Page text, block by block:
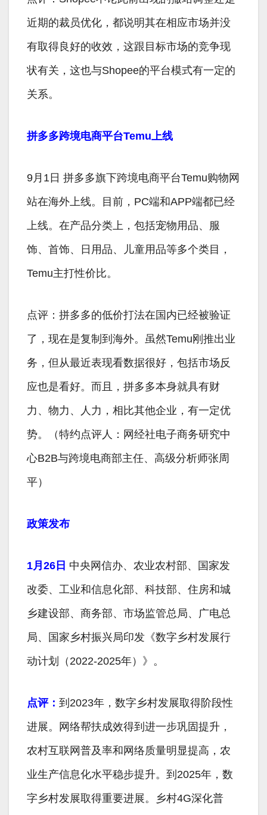
近期的裁员优化，都说明其在相应市场并没
有取得良好的收效，这跟目标市场的竞争现
状有关，这也与Shopee的平台模式有一定的
关系。
拼多多跨境电商平台Temu上线
9月1日 拼多多旗下跨境电商平台Temu购物网
站在海外上线。目前，PC端和APP端都已经
上线。在产品分类上，包括宠物用品、服
饰、首饰、日用品、儿童用品等多个类目，
Temu主打性价比。
点评：拼多多的低价打法在国内已经被验证
了，现在是复制到海外。虽然Temu刚推出业
务，但从最近表现看数据很好，包括市场反
应也是看好。而且，拼多多本身就具有财
力、物力、人力，相比其他企业，有一定优
势。（特约点评人：网经社电子商务研究中
心B2B与跨境电商部主任、高级分析师张周
平）
政策发布
1月26日 中央网信办、农业农村部、国家发
改委、工业和信息化部、科技部、住房和城
乡建设部、商务部、市场监管总局、广电总
局、国家乡村振兴局印发《数字乡村发展行
动计划（2022-2025年）》。
点评： 到2023年，数字乡村发展取得阶段性
进展。网络帮扶成效得到进一步巩固提升，
农村互联网普及率和网络质量明显提高，农
业生产信息化水平稳步提升。到2025年，数
字乡村发展取得重要进展。乡村4G深化普